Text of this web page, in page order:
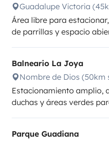
Guadalupe Victoria
Área libre para
de parrillas y espacio
Balneario La Joya
Nombre de Dios (50km
Estacionamiento amplio,
duchas y áreas verdes
Parque Guadiana